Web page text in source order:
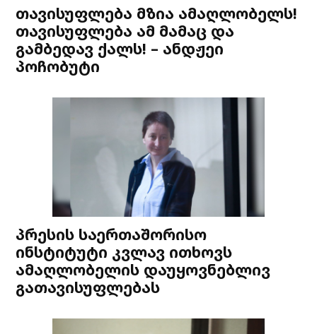
თავისუფლება მზია ამაღლობელს!
თავისუფლება ამ მამაც და
გამბედავ ქალს! – ანდჟეი
პოჩობუტი
პრესის საერთაშორისო
ინსტიტუტი კვლავ ითხოვს
ამაღლობელის დაუყოვნებლივ
გათავისუფლებას